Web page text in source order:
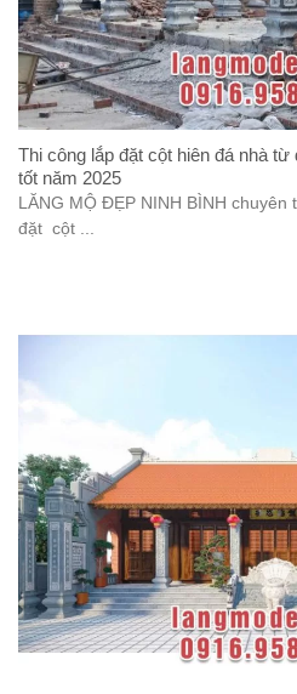
Thi công lắp đặt cột hiên đá nhà
tốt năm 2025
LĂNG MỘ ĐẸP NINH BÌNH
đặt cột ...